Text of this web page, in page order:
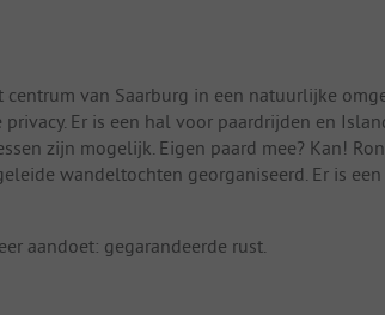
van Saarburg in een natuurlijke
Er is een hal voor paardrijden en
zijn mogelijk. Eigen paard mee? Kan!
wandeltochten georganiseerd. Er is een
aandoet: gegarandeerde rust.